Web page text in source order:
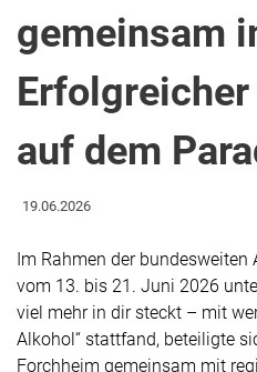
gemeinsam
auf dem
19.06.2026
Im Rahmen der
vom 13. bis 21. Juni 2026
viel mehr in dir steckt – mit
Alkohol“ stattfand, beteiligte
Forchheim gemeinsam mit